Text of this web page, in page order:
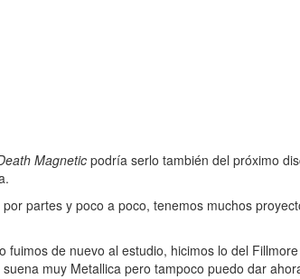
Magnetic podría serlo también del próximo
partes y poco a poco, tenemos muchos
de nuevo al estudio, hicimos lo del
muy Metallica pero tampoco puedo dar